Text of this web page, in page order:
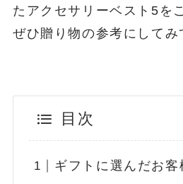
たアクセサリーベスト5を
ぜひ贈り物の参考にしてみ
目次
ギフトに選んだお客